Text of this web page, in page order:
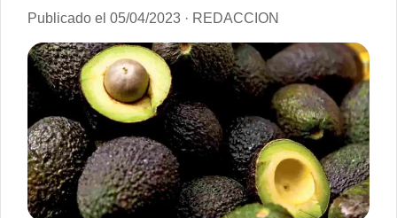
Publicado el 05/04/2023 · REDACCION